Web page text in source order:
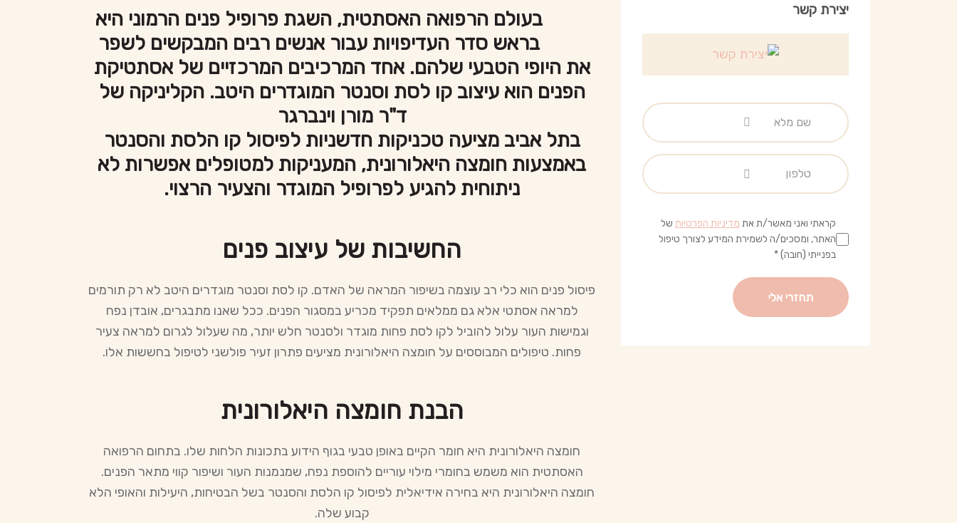
בעולם הרפואה האסתטית, השגת פרופיל פנים הרמוני היא
בראש סדר העדיפויות עבור אנשים רבים המבקשים לשפר
את היופי הטבעי שלהם. אחד המרכיבים המרכזיים של אסתטיקת
הפנים הוא עיצוב קו לסת וסנטר המוגדרים היטב. הקליניקה של
ד"ר מורן וינברגר
בתל אביב מציעה טכניקות חדשניות לפיסול קו הלסת והסנטר
באמצעות חומצה היאלורונית, המעניקות למטופלים אפשרות לא
ניתוחית להגיע לפרופיל המוגדר והצעיר הרצוי.
החשיבות של עיצוב פנים
פיסול פנים הוא כלי רב עוצמה בשיפור המראה של האדם. קו לסת וסנטר מוגדרים היטב לא רק תורמים
למראה אסתטי אלא גם ממלאים תפקיד מכריע במסגור הפנים. ככל שאנו מתבגרים, אובדן נפח
וגמישות העור עלול להוביל לקו לסת פחות מוגדר ולסנטר חלש יותר, מה שעלול לגרום למראה צעיר
פחות. טיפולים המבוססים על חומצה היאלורונית מציעים פתרון זעיר פולשני לטיפול בחששות אלו.
הבנת חומצה היאלורונית
חומצה היאלורונית היא חומר הקיים באופן טבעי בגוף הידוע בתכונות הלחות שלו. בתחום הרפואה
האסתטית הוא משמש בחומרי מילוי עוריים להוספת נפח, שמנמנות העור ושיפור קווי מתאר הפנים.
חומצה היאלורונית היא בחירה אידיאלית לפיסול קו הלסת והסנטר בשל הבטיחות, היעילות והאופי הלא
קבוע שלה.
יצירת קשר
קראתי ואני מאשר/ת את מדיניות הפרטיות של
האתר, ומסכים/ה לשמירת המידע לצורך טיפול
בפנייתי (חובה) *